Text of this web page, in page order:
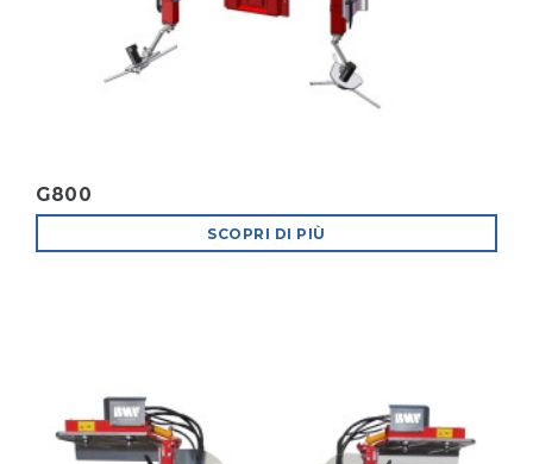
G800
SCOPRI DI PIÙ